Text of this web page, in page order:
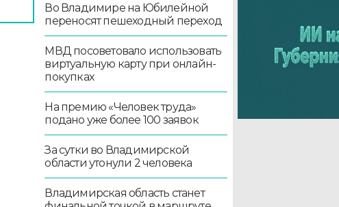
Во Владимире на Юбилейной
переносят пешеходный переход
МВД посоветовало использовать
виртуальную карту при онлайн-
покупках
На премию «Человек труда»
подано уже более 100 заявок
За сутки во Владимирской
области утонули 2 человека
Владимирская область станет